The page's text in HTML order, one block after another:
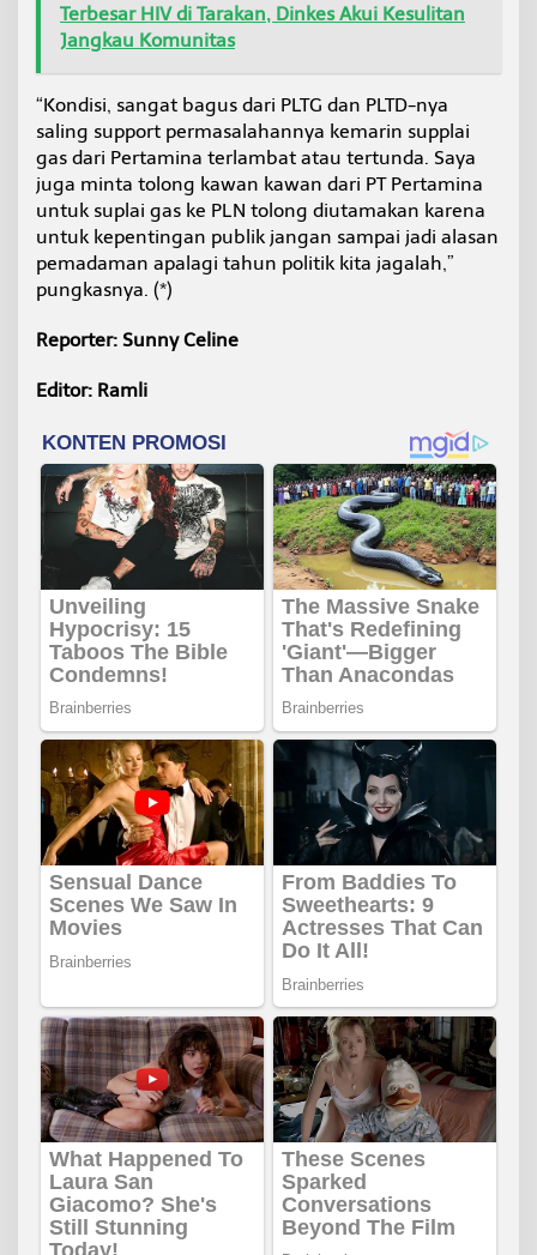
Terbesar HIV di Tarakan, Dinkes Akui Kesulitan
Jangkau Komunitas
“Kondisi, sangat bagus dari PLTG dan PLTD-nya
saling support permasalahannya kemarin supplai
gas dari Pertamina terlambat atau tertunda. Saya
juga minta tolong kawan kawan dari PT Pertamina
untuk suplai gas ke PLN tolong diutamakan karena
untuk kepentingan publik jangan sampai jadi alasan
pemadaman apalagi tahun politik kita jagalah,”
pungkasnya. (*)
Reporter: Sunny Celine
Editor: Ramli